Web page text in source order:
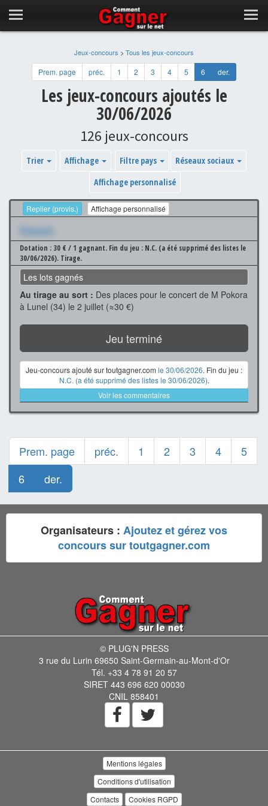
Jeux-concours > Tous les jeux-concours
Prem. page préc. 1 2 3 4 5 6 der.
Les jeux-concours ajoutés le
30/06/2026
126 jeux-concours
Trier Affichage Filtre pays
Réseaux sociaux
Affichage personnalisé
Replier (provis.) Affichage personnalisé
Xxxxxxx
Dotation : 30 € / 1 gagnant. Fin du jeu : N.C. (a été supprimé des listes le
30/06/2026). Tirage.
Les lots gagnés
Au tirage au sort : Des places pour le concert de M Pokora
à Lunel (34) le 2 juillet (≈30 €)
Jeu terminé
Jeu-concours ajouté sur toutgagner.com le 30/06/2026. Fin du jeu :
N.C. (a été supprimé des listes le 30/06/2026).
Voir les commentaires
Prem. page préc. 1 2 3 4
5
6
der.
Organisateurs : Ajoutez et gérez vos
concours sur toutgagner.com
© PLUG'N PRESS
3 rue du Lurin 69650 Saint-Germain-au-Mont-d'Or
Tél. +33 4 78 91 20 57
SIRET 443 696 620 00030
CNIL 858401
Mentions légales
Conditions d'utilisation
Contacts
Cookies RGPD